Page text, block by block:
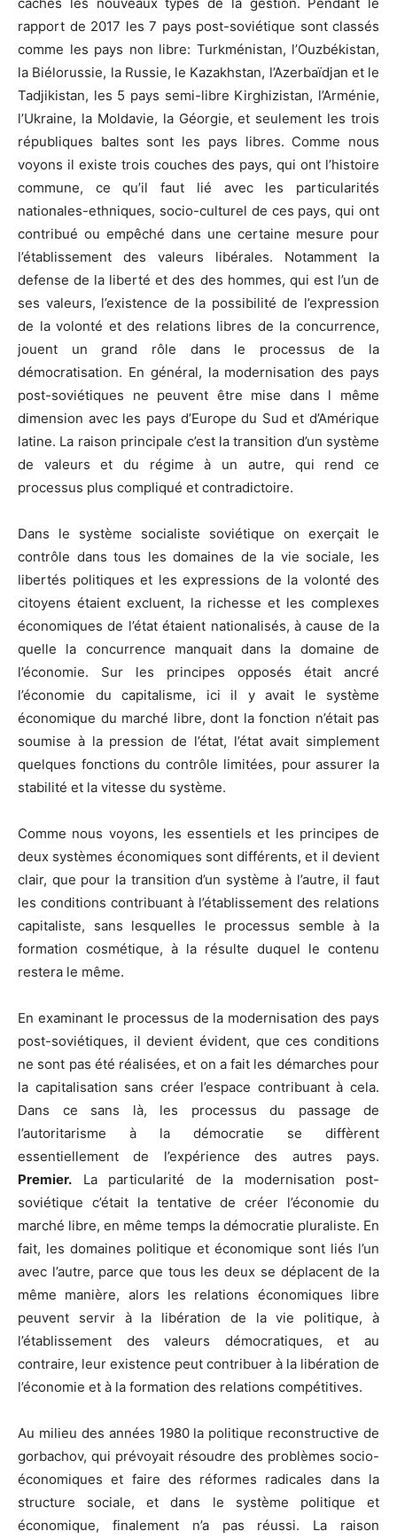
cachés les nouveaux types de la gestion. Pendant le
rapport de 2017 les 7 pays post-soviétique sont classés
comme les pays non libre: Turkménistan, l’Ouzbékistan,
la Biélorussie, la Russie, le Kazakhstan, l’Azerbaïdjan et le
Tadjikistan, les 5 pays semi-libre Kirghizistan, l’Arménie,
l’Ukraine, la Moldavie, la Géorgie, et seulement les trois
républiques baltes sont les pays libres. Comme nous
voyons il existe trois couches des pays, qui ont l’histoire
commune, ce qu’il faut lié avec les particularités
nationales-ethniques, socio-culturel de ces pays, qui ont
contribué ou empêché dans une certaine mesure pour
l’établissement des valeurs libérales. Notamment la
defense de la liberté et des des hommes, qui est l’un de
ses valeurs, l’existence de la possibilité de l’expression
de la volonté et des relations libres de la concurrence,
jouent un grand rôle dans le processus de la
démocratisation. En général, la modernisation des pays
post-soviétiques ne peuvent être mise dans l même
dimension avec les pays d’Europe du Sud et d’Amérique
latine. La raison principale c’est la transition d’un système
de valeurs et du régime à un autre, qui rend ce
processus plus compliqué et contradictoire.
Dans le système socialiste soviétique on exerçait le
contrôle dans tous les domaines de la vie sociale, les
libertés politiques et les expressions de la volonté des
citoyens étaient excluent, la richesse et les complexes
économiques de l’état étaient nationalisés, à cause de la
quelle la concurrence manquait dans la domaine de
l’économie. Sur les principes opposés était ancré
l’économie du capitalisme, ici il y avait le système
économique du marché libre, dont la fonction n’était pas
soumise à la pression de l’état, l’état avait simplement
quelques fonctions du contrôle limitées, pour assurer la
stabilité et la vitesse du système.
Comme nous voyons, les essentiels et les principes de
deux systèmes économiques sont différents, et il devient
clair, que pour la transition d’un système à l’autre, il faut
les conditions contribuant à l’établissement des relations
capitaliste, sans lesquelles le processus semble à la
formation cosmétique, à la résulte duquel le contenu
restera le même.
En examinant le processus de la modernisation des pays
post-soviétiques, il devient évident, que ces conditions
ne sont pas été réalisées, et on a fait les démarches pour
la capitalisation sans créer l’espace contribuant à cela.
Dans ce sans là, les processus du passage de
l’autoritarisme à la démocratie se diffèrent
essentiellement de l’expérience des autres pays.
Premier. La particularité de la modernisation post-
soviétique c’était la tentative de créer l’économie du
marché libre, en même temps la démocratie pluraliste. En
fait, les domaines politique et économique sont liés l’un
avec l’autre, parce que tous les deux se déplacent de la
même manière, alors les relations économiques libre
peuvent servir à la libération de la vie politique, à
l’établissement des valeurs démocratiques, et au
contraire, leur existence peut contribuer à la libération de
l’économie et à la formation des relations compétitives.
Au milieu des années 1980 la politique reconstructive de
gorbachov, qui prévoyait résoudre des problèmes socio-
économiques et faire des réformes radicales dans la
structure sociale, et dans le système politique et
économique, finalement n’a pas réussi. La raison